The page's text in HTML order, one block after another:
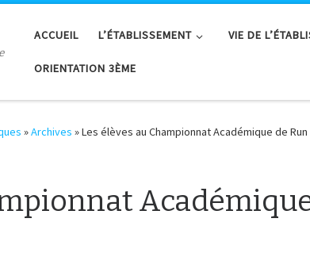
ACCUEIL L’ÉTABLISSEMENT VIE DE
ORIENTATION 3ÈME
»Archives »Les élèves au Championnat Académique de Run